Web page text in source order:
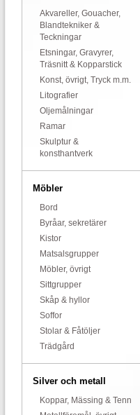
Akvareller, Gouacher,
Blandtekniker &
Teckningar
Etsningar, Gravyrer,
Träsnitt & Kopparstick
Konst, övrigt, Tryck m.m.
Litografier
Oljemålningar
Ramar
Skulptur &
konsthantverk
Möbler
Bord
Byråar, sekretärer
Kistor
Matsalsgrupper
Möbler, övrigt
Sittgrupper
Skåp & hyllor
Soffor
Stolar & Fåtöljer
Trädgård
Silver och metall
Koppar, Mässing & Tenn